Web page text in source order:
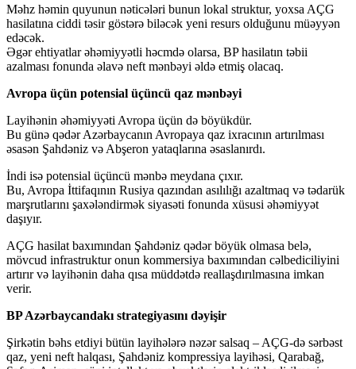
Məhz həmin quyunun nəticələri bunun lokal struktur, yoxsa AÇG
hasilatına ciddi təsir göstərə biləcək yeni resurs olduğunu müəyyən
edəcək.
Əgər ehtiyatlar əhəmiyyətli həcmdə olarsa, BP hasilatın təbii
azalması fonunda əlavə neft mənbəyi əldə etmiş olacaq.
Avropa üçün potensial üçüncü qaz mənbəyi
Layihənin əhəmiyyəti Avropa üçün də böyükdür.
Bu günə qədər Azərbaycanın Avropaya qaz ixracının artırılması
əsasən Şahdəniz və Abşeron yataqlarına əsaslanırdı.
İndi isə potensial üçüncü mənbə meydana çıxır.
Bu, Avropa İttifaqının Rusiya qazından asılılığı azaltmaq və tədarük
marşrutlarını şaxələndirmək siyasəti fonunda xüsusi əhəmiyyət
daşıyır.
AÇG hasilat baxımından Şahdəniz qədər böyük olmasa belə,
mövcud infrastruktur onun kommersiya baxımından cəlbediciliyini
artırır və layihənin daha qısa müddətdə reallaşdırılmasına imkan
verir.
BP Azərbaycandakı strategiyasını dəyişir
Şirkətin bəhs etdiyi bütün layihələrə nəzər salsaq – AÇG-də sərbəst
qaz, yeni neft halqası, Şahdəniz kompressiya layihəsi, Qarabağ,